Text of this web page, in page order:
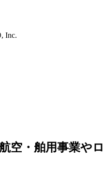
Inc.
空・舶用事業や